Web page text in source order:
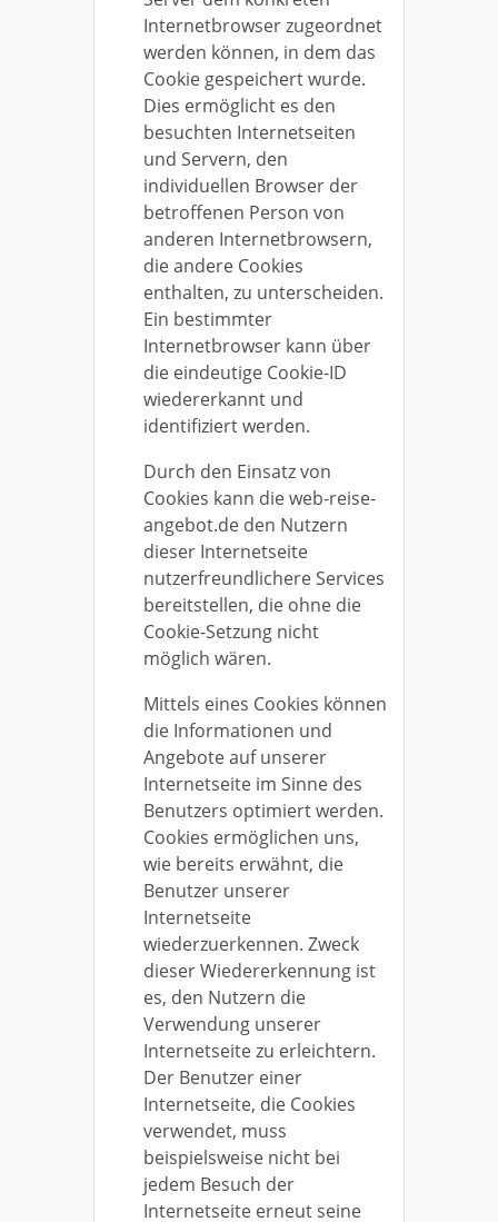
Internetbrowser zugeordnet
werden können, in dem das
Cookie gespeichert wurde.
Dies ermöglicht es den
besuchten Internetseiten
und Servern, den
individuellen Browser der
betroffenen Person von
anderen Internetbrowsern,
die andere Cookies
enthalten, zu unterscheiden.
Ein bestimmter
Internetbrowser kann über
die eindeutige Cookie-ID
wiedererkannt und
identifiziert werden.
Durch den Einsatz von
Cookies kann die web-reise-
angebot.de den Nutzern
dieser Internetseite
nutzerfreundlichere Services
bereitstellen, die ohne die
Cookie-Setzung nicht
möglich wären.
Mittels eines Cookies können
die Informationen und
Angebote auf unserer
Internetseite im Sinne des
Benutzers optimiert werden.
Cookies ermöglichen uns,
wie bereits erwähnt, die
Benutzer unserer
Internetseite
wiederzuerkennen. Zweck
dieser Wiedererkennung ist
es, den Nutzern die
Verwendung unserer
Internetseite zu erleichtern.
Der Benutzer einer
Internetseite, die Cookies
verwendet, muss
beispielsweise nicht bei
jedem Besuch der
Internetseite erneut seine